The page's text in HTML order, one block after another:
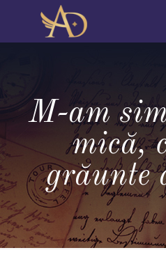
M-am
mică,
grăunte